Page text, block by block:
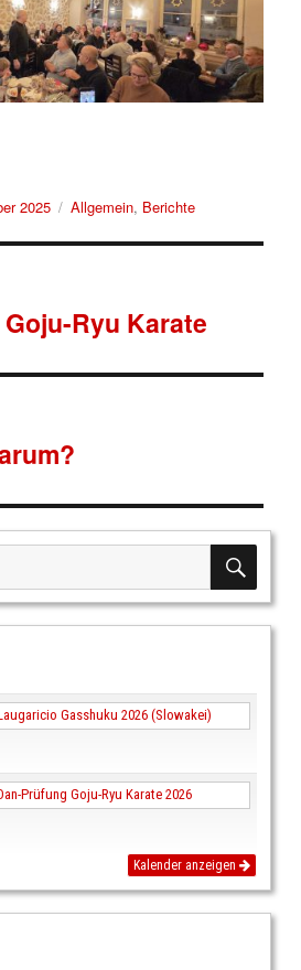
2025 Kategorien
Allgemein, Berichte
Ryu Karate
Gasshuku 2026 (Slowakei)
Prüfung Goju-Ryu Karate 2026
Kalender anzeigen